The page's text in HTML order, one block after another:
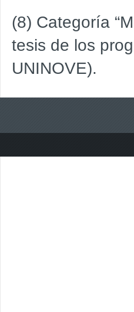
(8) Categoría
tesis de los
UNINOVE).